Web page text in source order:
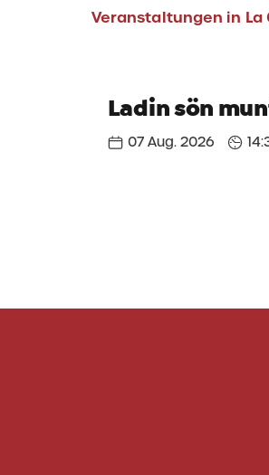
Veranstaltungen in La
Ladin sön
07 Aug. 2026